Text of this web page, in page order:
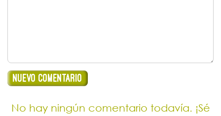
No hay ningún comentario todavía. ¡Sé